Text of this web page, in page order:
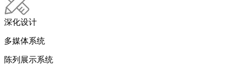
深化设计
多媒体系统
陈列展示系统